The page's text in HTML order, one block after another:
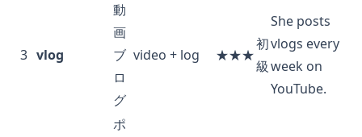
3 vlog
動
画
ブ
ロ
グ
video + log ★★★
初
級
She posts
vlogs every
week on
YouTube.
ポ